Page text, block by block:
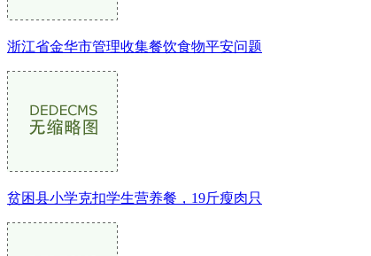
浙江省金华市管理收集餐饮食物平安问题
贫困县小学克扣学生营养餐，19斤瘦肉只